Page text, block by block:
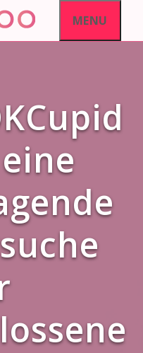
MENU